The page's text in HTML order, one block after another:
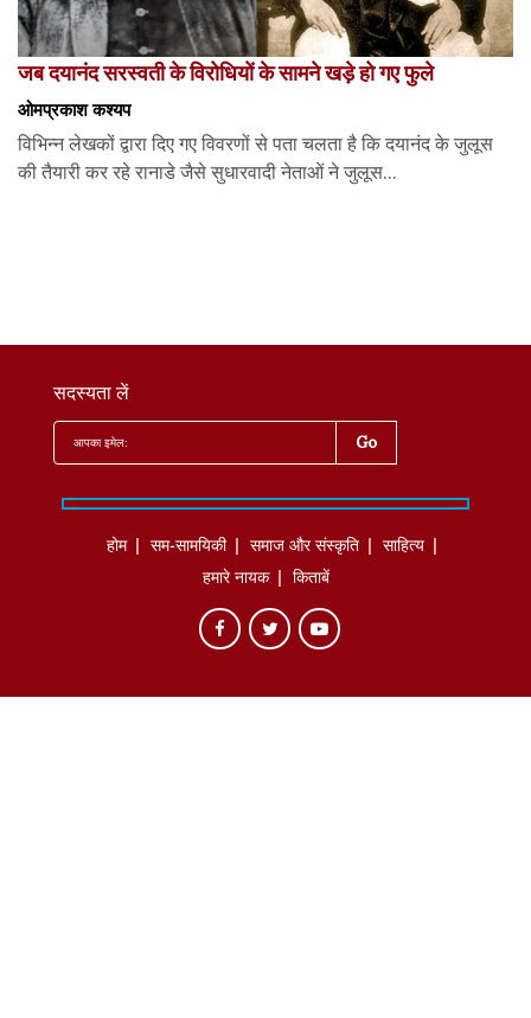
जब दयानंद सरस्वती के विरोधियों के सामने खड़े हो गए फुले
ओमप्रकाश कश्यप
विभिन्न लेखकों द्वारा दिए गए विवरणों से पता चलता है कि दयानंद के जुलूस
की तैयारी कर रहे रानाडे जैसे सुधारवादी नेताओं ने जुलूस...
सदस्यता लें
होम सम-सामयिकी समाज और संस्कृति
साहित्‍य
हमारे नायक
किताबें